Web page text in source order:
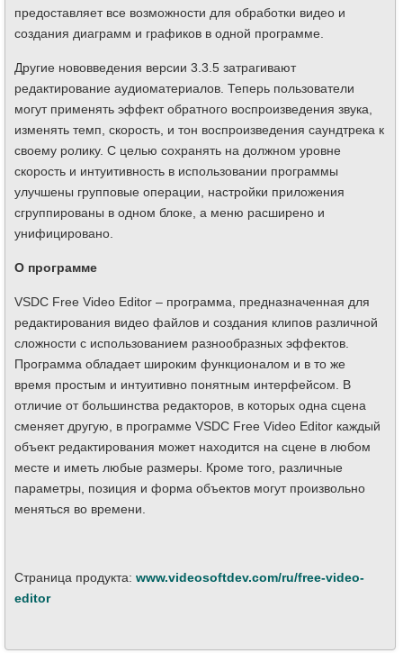
предоставляет все возможности для обработки видео и
создания диаграмм и графиков в одной программе.
Другие нововведения версии 3.3.5 затрагивают
редактирование аудиоматериалов. Теперь пользователи
могут применять эффект обратного воспроизведения звука,
изменять темп, скорость, и тон воспроизведения саундтрека к
своему ролику. С целью сохранять на должном уровне
скорость и интуитивность в использовании программы
улучшены групповые операции, настройки приложения
сгруппированы в одном блоке, а меню расширено и
унифицировано.
О программе
VSDC Free Video Editor – программа, предназначенная для
редактирования видео файлов и создания клипов различной
сложности с использованием разнообразных эффектов.
Программа обладает широким функционалом и в то же
время простым и интуитивно понятным интерфейсом. В
отличие от большинства редакторов, в которых одна сцена
сменяет другую, в программе VSDC Free Video Editor каждый
объект редактирования может находится на сцене в любом
месте и иметь любые размеры. Кроме того, различные
параметры, позиция и форма объектов могут произвольно
меняться во времени.
Страница продукта: www.videosoftdev.com/ru/free-video-
editor